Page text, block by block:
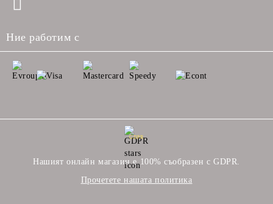
Ние работим с
GDPR
Нашият онлайн магазин е 100% съобразен с GDPR.
Прочетете нашата политика